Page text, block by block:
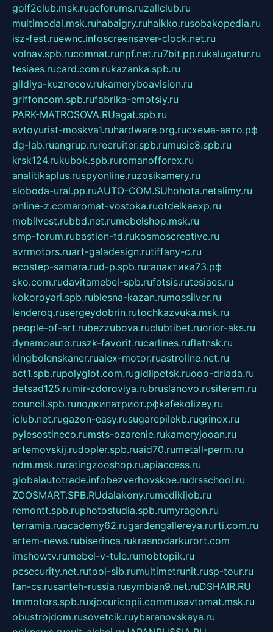
golf2club.msk.ruaeforums.ruzallclub.ru
multimodal.msk.ruhabaigry.ruhaikko.rusobakopedia.ru
isz-fest.ruewnc.infoscreensaver-clock.net.ru
volnav.spb.rucomnat.runpf.net.ru7bit.pp.rukalugatur.ru
tesiaes.rucard.com.rukazanka.spb.ru
gildiya-kuznecov.rukameryboavision.ru
griffoncom.spb.rufabrika-emotsiy.ru
PARK-MATROSOVA.RUagat.spb.ru
avtoyurist-moskva1.ruhardware.org.ruсхема-авто.рф
dg-lab.ruangrup.rurecruiter.spb.rumusic8.spb.ru
krsk124.rukubok.spb.ruromanofforex.ru
analitikaplus.ruspyonline.ruzosikamery.ru
sloboda-ural.pp.ruAUTO-COM.SUhohota.netalimy.ru
online-z.comaromat-vostoka.ruotdelkaexp.ru
mobilvest.rubbd.net.rumebelshop.msk.ru
smp-forum.rubastion-td.rukosmoscreative.ru
avrmotors.ruart-galadesign.rutiffany-c.ru
ecostep-samara.rud-p.spb.ruгалактика73.рф
sko.com.rudavitamebel-spb.rufotsis.rutesiaes.ru
kokoroyari.spb.rublesna-kazan.rumossilver.ru
lenderoq.rusergeydobrin.rutochkazvuka.msk.ru
people-of-art.rubezzubova.ruclubtibet.ruorior-aks.ru
dynamoauto.ruszk-favorit.rucarlines.ruflatnsk.ru
kingbolenskaner.rualex-motor.ruastroline.net.ru
act1.spb.rupolyglot.com.rugidlipetsk.ruooo-driada.ru
detsad125.rumir-zdoroviya.rubruslanovo.rusiterem.ru
council.spb.ruлодкипатриот.рфkafekolizey.ru
iclub.net.rugazon-easy.rusugarepilekb.rugrinox.ru
pylesostineco.rumsts-ozarenie.rukameryjooan.ru
artemovskij.rudopler.spb.ruaid70.rumetall-perm.ru
ndm.msk.ruratingzooshop.ruapiaccess.ru
globalautotrade.infobezverhovskoe.rudrsschool.ru
ZOOSMART.SPB.RUdalakony.rumedikijob.ru
remontt.spb.ruphotostudia.spb.rumyragon.ru
terramia.ruacademy62.rugardengallereya.rurti.com.ru
artem-news.rubiserinca.rukrasnodarkurort.com
imshowtv.rumebel-v-tule.rumobtopik.ru
pcsecurity.net.rutool-sib.rumultimetrunit.rusp-tour.ru
fan-cs.rusanteh-russia.rusymbian9.net.ruDSHAIR.RU
tmmotors.spb.ruxjocuricopii.commusavtomat.msk.ru
obustrojdom.rusovetcik.ruybaranovskaya.ru